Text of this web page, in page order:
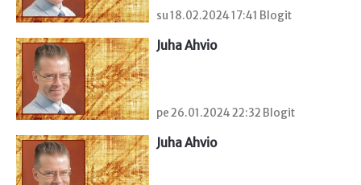
su 18.02.2024 17:41 Blogit
Juha Ahvio
pe 26.01.2024 22:32 Blogit
Juha Ahvio